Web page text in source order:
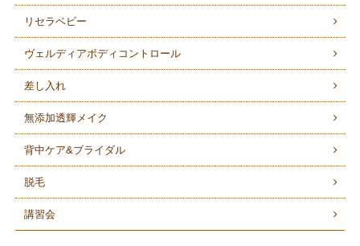
リセラベビー
ヴェルディアボディコントロール
差し入れ
無添加透輝メイク
背中ケア&ブライダル
脱毛
講習会